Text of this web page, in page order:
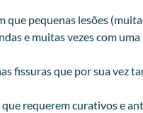
que pequenas lesões
e muitas vezes com
fissuras que por sua vez
que requerem curativos e